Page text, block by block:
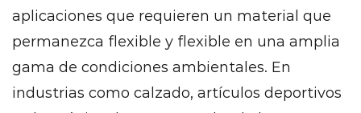
vs.
TPU
de
poliéster
aplicaciones que requieren un material que
permanezca flexible y flexible en una amplia
gama de condiciones ambientales. En
industrias como calzado, artículos deportivos